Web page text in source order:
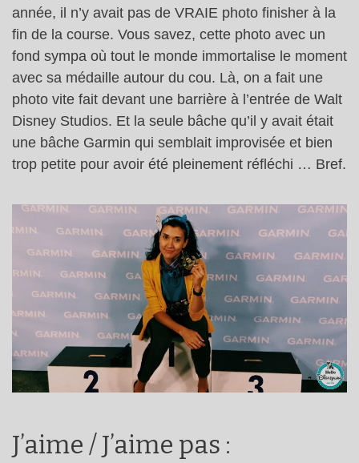
année, il n’y avait pas de VRAIE photo finisher à la
fin de la course. Vous savez, cette photo avec un
fond sympa où tout le monde immortalise le moment
avec sa médaille autour du cou. Là, on a fait une
photo vite fait devant une barrière à l’entrée de Walt
Disney Studios. Et la seule bâche qu’il y avait était
une bâche Garmin qui semblait improvisée et bien
trop petite pour avoir été pleinement réfléchi … Bref.
J’aime / J’aime pas :